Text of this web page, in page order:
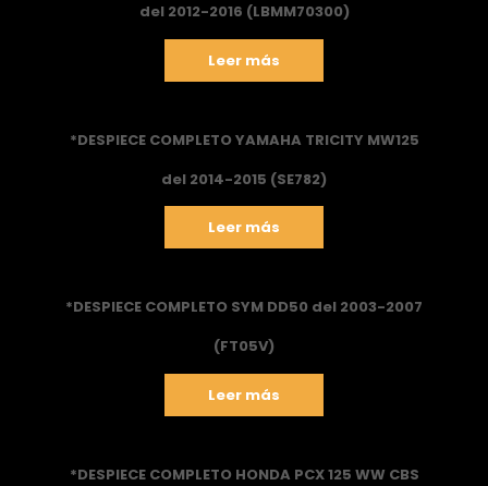
del 2012-2016 (LBMM70300)
Leer más
*DESPIECE COMPLETO YAMAHA TRICITY MW125
del 2014-2015 (SE782)
Leer más
*DESPIECE COMPLETO SYM DD50 del 2003-2007
(FT05V)
Leer más
*DESPIECE COMPLETO HONDA PCX 125 WW CBS